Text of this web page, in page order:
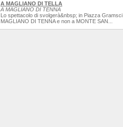
A MAGLIANO DI TELLA
A MAGLIANO DI TENNA
Lo spettacolo di svolgerà&nbsp; in Piazza
MAGLIANO DI TENNA e non a MONTE SAN...